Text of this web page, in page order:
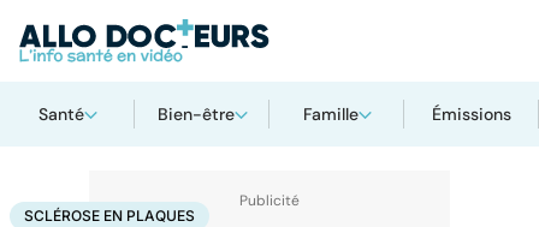
Santé Bien-être Famille Émissions
AccueilSantéMaladiesSclérose en plaques
SCLÉROSE EN PLAQUES